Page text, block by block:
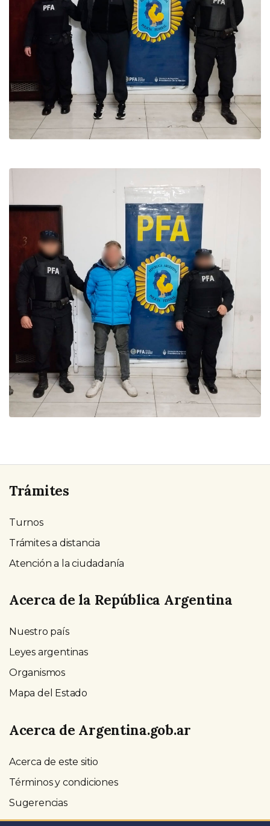
Trámites
Turnos
Trámites a distancia
Atención a la ciudadanía
Acerca de la República Argentina
Nuestro país
Leyes argentinas
Organismos
Mapa del Estado
Acerca de Argentina.gob.ar
Acerca de este sitio
Términos y condiciones
Sugerencias